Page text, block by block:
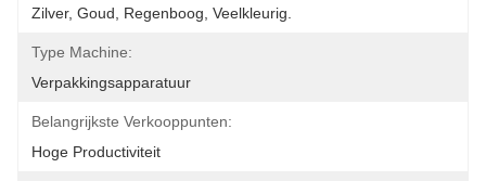
Zilver, Goud, Regenboog, Veelkleurig.
Type Machine:
Verpakkingsapparatuur
Belangrijkste Verkooppunten:
Hoge Productiviteit